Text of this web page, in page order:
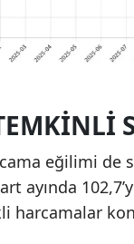
eğilimi de
ayında
harcamalar